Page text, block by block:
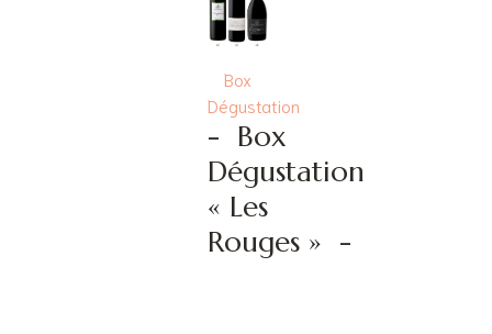
Box
Dégustation
- Box
Dégustation
« Les
Rouges » -